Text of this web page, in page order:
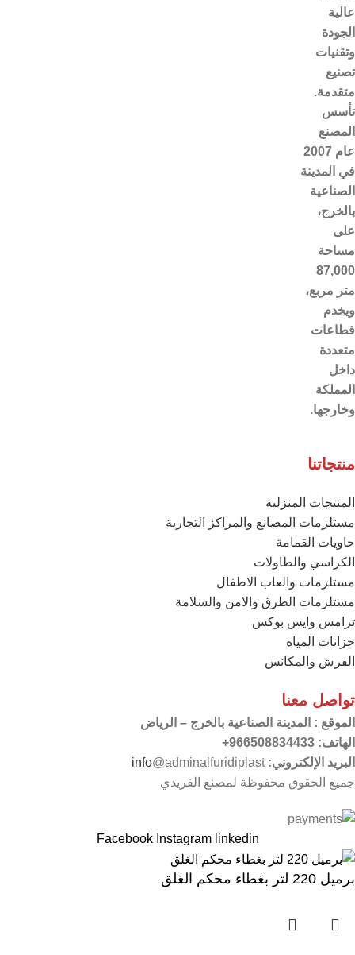
عالية
الجودة
وتقنيات
تصنيع
متقدمة.
تأسس
المصنع
عام 2007
في المدينة
الصناعية
بالخرج،
على
مساحة
87,000
متر مربع،
ويخدم
قطاعات
متعددة
داخل
المملكة
وخارجها.
منتجاتنا
المنتجات المنزلية
مستلزمات المصانع والمراكز التجارية
حاويات القمامة
الكراسي والطاولات
مستلزمات والعاب الاطفال
مستلزمات الطرق والامن والسلامة
ترامس وايس بوكس
خزانات المياه
الفرش والمكانس
تواصل معنا
الموقع : المدينة الصناعية بالخرج – الرياض
الهاتف: 966508834433+
البريد الإلكتروني:
info@adminalfuridiplast
جميع الحقوق محفوظة لمصنع الفريدي
Facebook Instagram linkedin
برميل 220 لتر بغطاء محكم الغلق